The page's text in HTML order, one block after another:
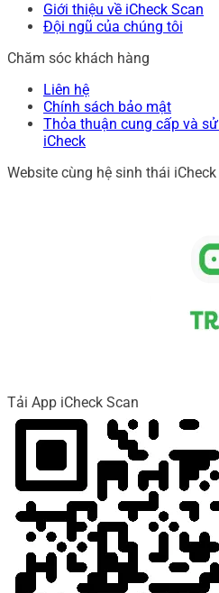
Giới thiệu về iCheck Scan
Đội ngũ của chúng tôi
Chăm sóc khách hàng
Liên hệ
Chính sách bảo mật
Thỏa thuận cung cấp và
iCheck
Website cùng hệ sinh thái iCheck
Tải App iCheck Scan